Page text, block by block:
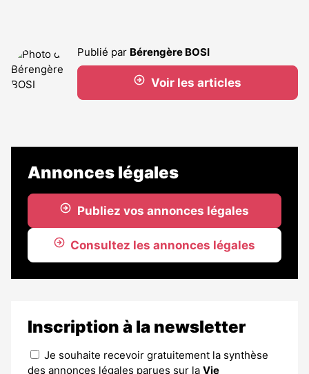
Publié par Bérengère BOSI
Voir les articles
Annonces légales
Publiez vos annonces légales
Consultez les annonces légales
Inscription à la newsletter
Je souhaite recevoir gratuitement la synthèse
des annonces légales parues sur la Vie